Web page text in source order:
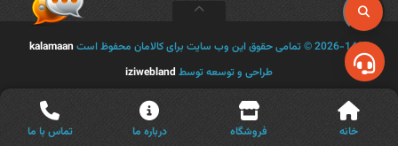
2026-1405 © تمامی حقوق این وب سایت برای کالامان محفوظ است
kalamaan
طراحی و توسعه توسط iziwebland
خانه فروشگاه درباره ما تماس با ما